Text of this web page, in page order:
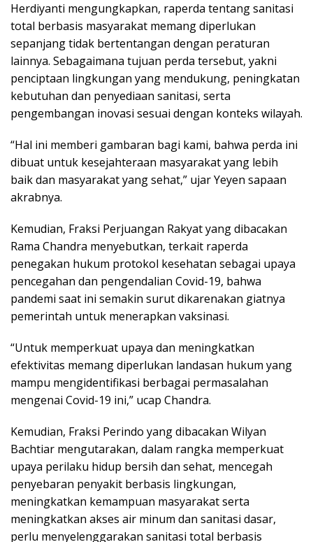
Herdiyanti mengungkapkan, raperda tentang sanitasi
total berbasis masyarakat memang diperlukan
sepanjang tidak bertentangan dengan peraturan
lainnya. Sebagaimana tujuan perda tersebut, yakni
penciptaan lingkungan yang mendukung, peningkatan
kebutuhan dan penyediaan sanitasi, serta
pengembangan inovasi sesuai dengan konteks wilayah.
“Hal ini memberi gambaran bagi kami, bahwa perda ini
dibuat untuk kesejahteraan masyarakat yang lebih
baik dan masyarakat yang sehat,” ujar Yeyen sapaan
akrabnya.
Kemudian, Fraksi Perjuangan Rakyat yang dibacakan
Rama Chandra menyebutkan, terkait raperda
penegakan hukum protokol kesehatan sebagai upaya
pencegahan dan pengendalian Covid-19, bahwa
pandemi saat ini semakin surut dikarenakan giatnya
pemerintah untuk menerapkan vaksinasi.
“Untuk memperkuat upaya dan meningkatkan
efektivitas memang diperlukan landasan hukum yang
mampu mengidentifikasi berbagai permasalahan
mengenai Covid-19 ini,” ucap Chandra.
Kemudian, Fraksi Perindo yang dibacakan Wilyan
Bachtiar mengutarakan, dalam rangka memperkuat
upaya perilaku hidup bersih dan sehat, mencegah
penyebaran penyakit berbasis lingkungan,
meningkatkan kemampuan masyarakat serta
meningkatkan akses air minum dan sanitasi dasar,
perlu menyelenggarakan sanitasi total berbasis